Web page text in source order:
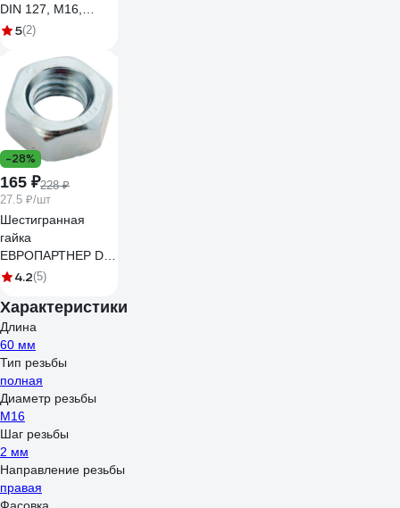
DIN 127, М16,
оцинкованная
0Т-00004862
5(2)
-28%
165 ₽228 ₽
27.5 ₽/шт
Шестигранная
гайка
ЕВРОПАРТНЕР DIN
934 Zn М16 6шт 2
4.2(5)
Характеристики
Длина
60 мм
Тип резьбы
полная
Диаметр резьбы
М16
Шаг резьбы
2 мм
Направление резьбы
правая